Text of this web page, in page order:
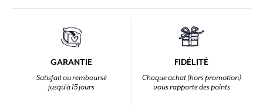
GARANTIE
Satisfait ou remboursé
jusqu'à 15 jours
FIDÉLITÉ
Chaque achat (hors promotion)
vous rapporte des points